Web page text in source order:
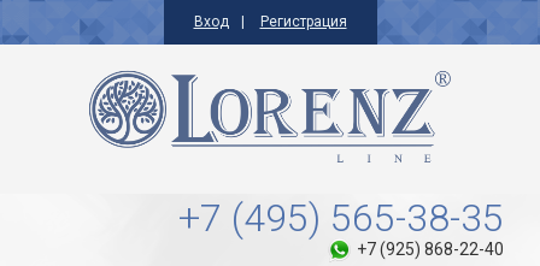
Вход Регистрация
+7 (495) 565-38-35
+7 (925) 868-22-40